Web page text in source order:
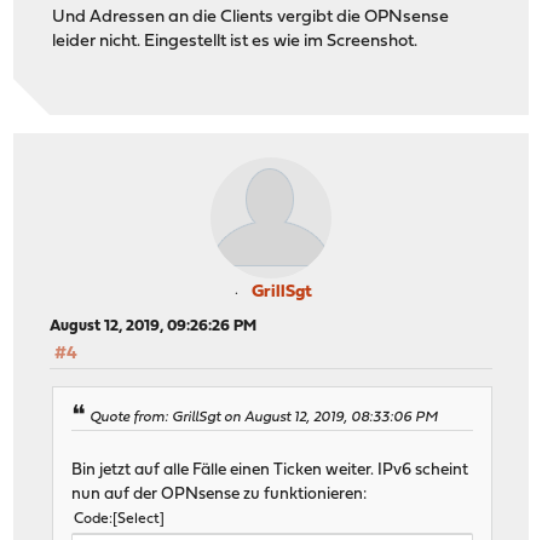
Und Adressen an die Clients vergibt die OPNsense
leider nicht. Eingestellt ist es wie im Screenshot.
GrillSgt
August 12, 2019, 09:26:26 PM
#4
Quote from: GrillSgt on August 12, 2019, 08:33:06 PM
Bin jetzt auf alle Fälle einen Ticken weiter. IPv6 scheint
nun auf der OPNsense zu funktionieren:
Code Select